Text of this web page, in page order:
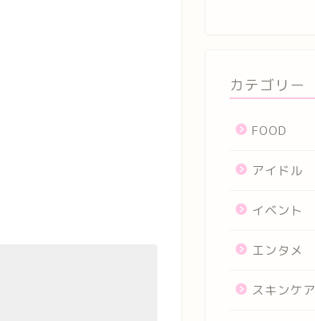
カテゴリー
FOOD
アイドル
イベント
エンタメ
スキンケア